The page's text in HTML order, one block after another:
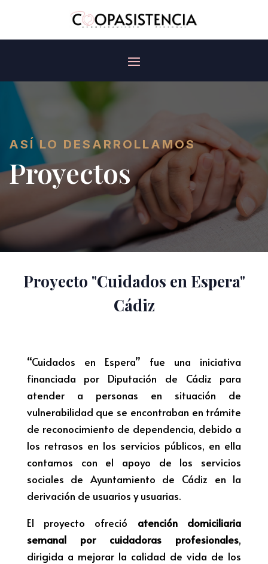
ASÍ LO DESARROLLAMOS
Proyectos
Proyecto "Cuidados en Espera"
Cádiz
“Cuidados en Espera” fue una iniciativa
financiada por Diputación de Cádiz para
atender a personas en situación de
vulnerabilidad que se encontraban en trámite
de reconocimiento de dependencia, debido a
los retrasos en los servicios públicos, en ella
contamos con el apoyo de los servicios
sociales de Ayuntamiento de Cádiz en la
derivación de usuarios y usuarias.
El proyecto ofreció atención domiciliaria
semanal por cuidadoras profesionales,
dirigida a mejorar la calidad de vida de los